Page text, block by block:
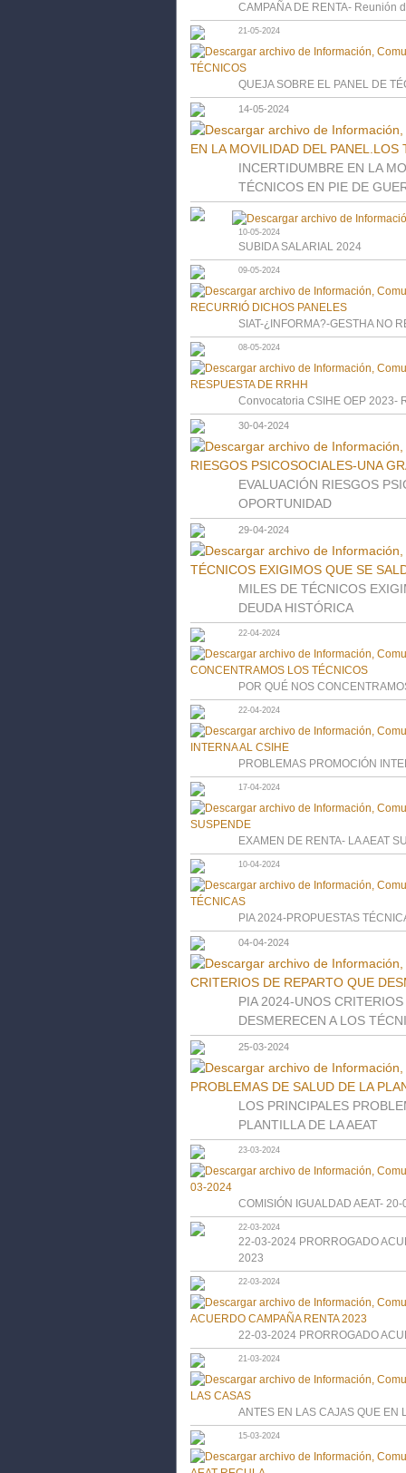
CAMPAÑA DE RENTA- Reunión
21-05-2024
QUEJA SOBRE EL PANEL DE
14-05-2024
INCERTIDUMBRE EN LA
TÉCNICOS EN PIE DE
10-05-2024
SUBIDA SALARIAL 2024
09-05-2024
SIAT-¿INFORMA?-GESTHA NO
08-05-2024
Convocatoria CSIHE OEP 2023-
30-04-2024
EVALUACIÓN RIESGOS
OPORTUNIDAD
29-04-2024
MILES DE TÉCNICOS
DEUDA HISTÓRICA
22-04-2024
POR QUÉ NOS
22-04-2024
PROBLEMAS PROMOCIÓN
17-04-2024
EXAMEN DE RENTA- LA AEAT
10-04-2024
PIA 2024-PROPUESTAS
04-04-2024
PIA 2024-UNOS
DESMERECEN A LOS
25-03-2024
LOS PRINCIPALES
PLANTILLA DE LA AEAT
23-03-2024
COMISIÓN IGUALDAD AEAT-
22-03-2024
22-03-2024 PRORROGADO
2023
22-03-2024
22-03-2024 PRORROGADO
21-03-2024
ANTES EN LAS CAJAS QUE EN
15-03-2024